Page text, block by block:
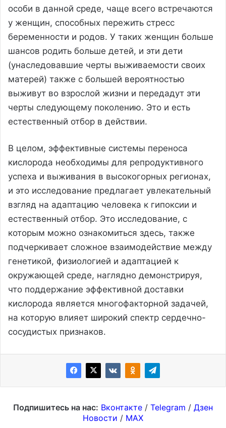
особи в данной среде, чаще всего встречаются
у женщин, способных пережить стресс
беременности и родов. У таких женщин больше
шансов родить больше детей, и эти дети
(унаследовавшие черты выживаемости своих
матерей) также с большей вероятностью
выживут во взрослой жизни и передадут эти
черты следующему поколению. Это и есть
естественный отбор в действии.
В целом, эффективные системы переноса
кислорода необходимы для репродуктивного
успеха и выживания в высокогорных регионах,
и это исследование предлагает увлекательный
взгляд на адаптацию человека к гипоксии и
естественный отбор. Это исследование, с
которым можно ознакомиться здесь, также
подчеркивает сложное взаимодействие между
генетикой, физиологией и адаптацией к
окружающей среде, наглядно демонстрируя,
что поддержание эффективной доставки
кислорода является многофакторной задачей,
на которую влияет широкий спектр сердечно-
сосудистых признаков.
Подпишитесь на нас: Вконтакте / Telegram / Дзен
Новости / MAX